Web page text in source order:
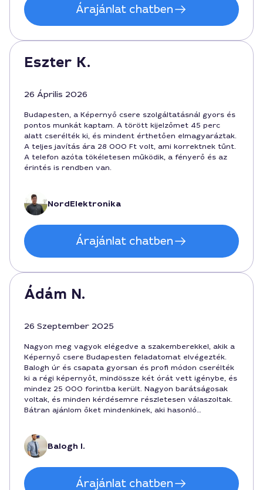
Árajánlat chatben
Eszter K.
26 Április 2026
Budapesten, a Képernyő csere szolgáltatásnál gyors és
pontos munkát kaptam. A törött kijelzőmet 45 perc
alatt cserélték ki, és mindent érthetően elmagyaráztak.
A teljes javítás ára 28 000 Ft volt, ami korrektnek tűnt.
A telefon azóta tökéletesen működik, a fényerő és az
érintés is rendben van.
NordElektronika
Árajánlat chatben
Ádám N.
26 Szeptember 2025
Nagyon meg vagyok elégedve a szakemberekkel, akik a
Képernyő csere Budapesten feladatomat elvégezték.
Balogh úr és csapata gyorsan és profi módon cserélték
ki a régi képernyőt, mindössze két órát vett igénybe, és
mindez 25 000 forintba került. Nagyon barátságosak
voltak, és minden kérdésemre részletesen válaszoltak.
Bátran ajánlom őket mindenkinek, aki hasonló
Balogh I.
Árajánlat chatben